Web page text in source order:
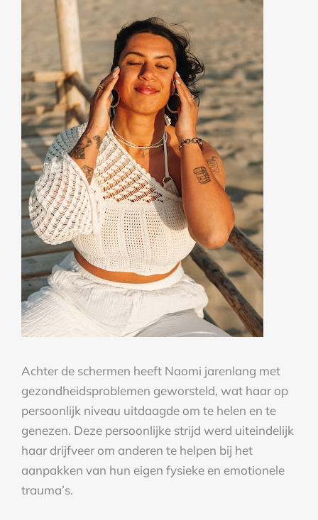
Achter de schermen heeft Naomi jarenlang met
gezondheidsproblemen geworsteld, wat haar op
persoonlijk niveau uitdaagde om te helen en te
genezen. Deze persoonlijke strijd werd uiteindelijk
haar drijfveer om anderen te helpen bij het
aanpakken van hun eigen fysieke en emotionele
trauma’s.